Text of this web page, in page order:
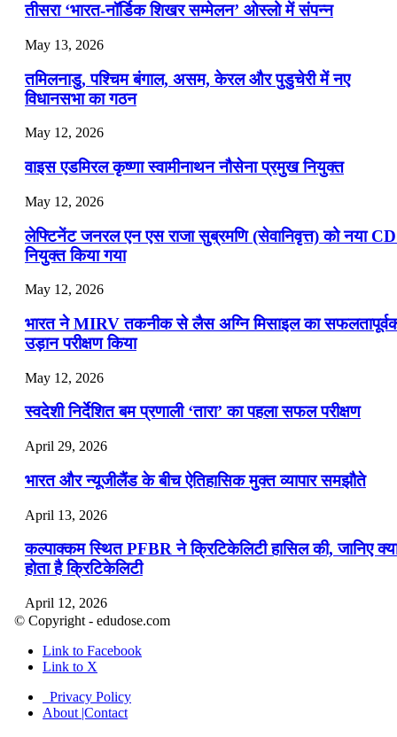
तीसरा ‘भारत-नॉर्डिक शिखर सम्मेलन’ ओस्लो में संपन्न
May 13, 2026
तमिलनाडु, पश्चिम बंगाल, असम, केरल और पुडुचेरी में नए
विधानसभा का गठन
May 12, 2026
वाइस एडमिरल कृष्णा स्वामीनाथन नौसेना प्रमुख नियुक्त
May 12, 2026
लेफ्टिनेंट जनरल एन एस राजा सुब्रमणि (सेवानिवृत्त) को नया
नियुक्त किया गया
May 12, 2026
भारत ने MIRV तकनीक से लैस अग्नि मिसाइल का
उड़ान परीक्षण किया
May 12, 2026
स्वदेशी निर्देशित बम प्रणाली ‘तारा’ का पहला सफल परीक्षण
April 29, 2026
भारत और न्यूजीलैंड के बीच ऐतिहासिक मुक्त व्यापार समझौते
April 13, 2026
कल्पाक्कम स्थित PFBR ने क्रिटिकेलिटी हासिल की, जानिए
होता है क्रिटिकेलिटी
April 12, 2026
April 9, 2026
नासा का आर्टेमिस-2 मिशन: मनुष्य एक बार फिर से चंद्रमा के
पहुंचा
© Copyright - edudose.com
Link to Facebook
Link to X
Privacy Policy
About |Contact